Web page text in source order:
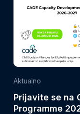
Aktualno
Prijavite se na
Programme